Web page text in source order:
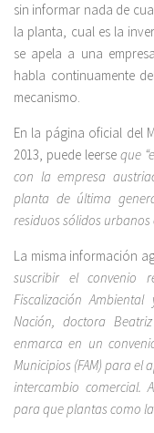
sin informar nada de
la planta, cual es la
se apela a una
habla continuamente
mecanismo.
En la página oficial del
2013, puede leerse que
con la empresa
planta de última
residuos sólidos urbanos
La misma información
suscribir el convenio
Fiscalización
Nación, doctora
enmarca en un
Municipios (FAM) para el
intercambio comercial.
para que plantas como